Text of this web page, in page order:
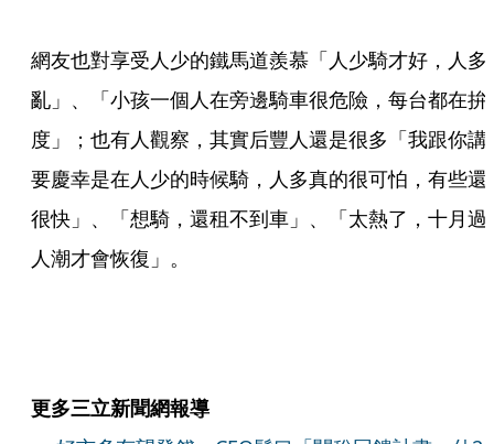
網友也對享受人少的鐵馬道羨慕「人少騎才好，人多
亂」、「小孩一個人在旁邊騎車很危險，每台都在拚
度」；也有人觀察，其實后豐人還是很多「我跟你講
要慶幸是在人少的時候騎，人多真的很可怕，有些還
很快」、「想騎，還租不到車」、「太熱了，十月過
人潮才會恢復」。
更多三立新聞網報導